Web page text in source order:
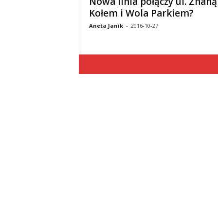
Kołem i Wola Parkiem?
Aneta Janik - 2016-10-27